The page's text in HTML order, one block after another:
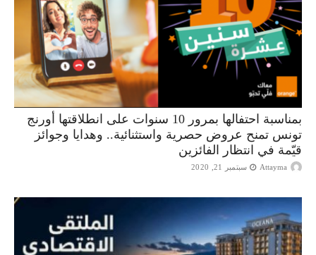
بمناسبة احتفالها بمرور 10 سنوات على انطلاقتها أورنج
تونس تمنح عروض حصرية واستثنائية.. وهدايا وجوائز
قيّمة في انتظار الفائزين
Attayma سبتمبر 21, 2020